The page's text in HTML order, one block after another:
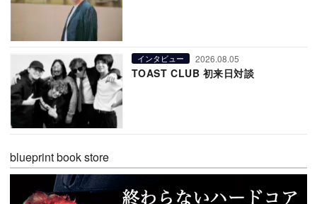
インタビュー 2026.08.05
TOAST CLUB 初来日対談
blueprint book store